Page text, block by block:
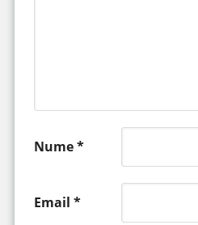
Nume*
Email *